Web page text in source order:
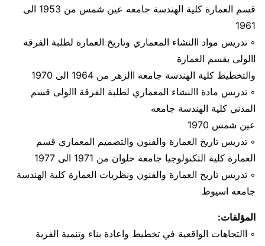
قسم العمارة كلية الهندسة جامعه عين شمس من 1953 الى
1961
◦ تدريس مواد االنشاء المعماري وتاريخ العمارة لطلبة الفرقة
االولى بقسم العمارة
والتخطيط كلية الهندسة جامعه االزهر من 1964 الى 1970
◦ تدريس مادة االنشاء المعماري لطلبة الفرقة االولى قسم
المدني كلية الهندسة جامعه
عين شمس 1970
◦ تدريس تاريخ العمارة والفنون والتصميم المعماري قسم
العمارة كلية التكنولوجيا جامعه حلوان من 1971 الى 1977
◦ تدريس تاريخ العمارة والفنون ونظريات العمارة كلية الهندسة
جامعه اسيوط
المؤلفات:
◦ االتجاهات الواقعية في تخطيط واعادة بناء وتنمية القرية